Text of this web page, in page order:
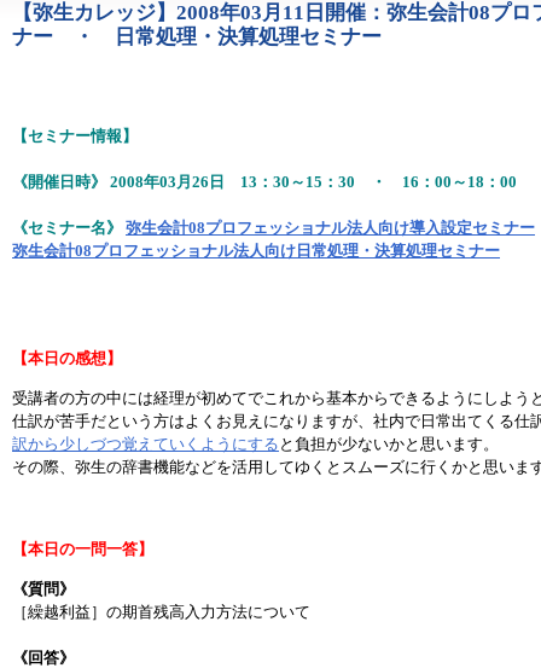
【弥生カレッジ】2008年03月11日開催：弥生会計08プ
ナー ・ 日常処理・決算処理セミナー
【セミナー情報】
《開催日時》 2008年03月26日 13：30～15：30 ・ 16：00～18：00
《セミナー名》 弥生会計08プロフェッショナル法人向け導入設定セミナー
弥生会計08プロフェッショナル法人向け日常処理・決算処理セミナー
【本日の感想】
受講者の方の中には経理が初めてでこれから基本からできるようにしよう
仕訳が苦手だという方はよくお見えになりますが、社内で日常出てくる仕
訳から少しづつ覚えていくようにする と負担が少ないかと思います。
その際、弥生の辞書機能などを活用してゆくとスムーズに行くかと思いま
【本日の一問一答】
《質問》
［繰越利益］の期首残高入力方法について
《回答》